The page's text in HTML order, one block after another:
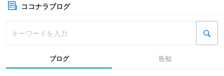
ココナラブログ
ブログ 告知